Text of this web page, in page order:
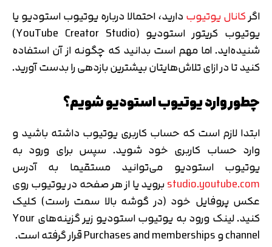
اگرکانال یوتیوبدارید، احتمالا درباره یوتیوب استودیو یا
یوتیوب کریتور استودیو (YouTube Creator Studio)
شنیده‌اید. اما مهم است بدانید که چگونه از آن استفاده
کنید تا در ازای تلاش‌هایتان بیشترین بازدهی را بدست آورید.
چطور وارد یوتیوب استودیو شویم؟
ابتدا لازم است که حساب کاربری یوتیوب داشته باشید و
وارد حساب کاربری خود شوید. سپس برای ورود به
یوتیوب استودیو می‌توانید مستقیما به آدرس
studio.youtube.comبروید یا از هر صفحه در یوتیوب روی
عکس پروفایل خود (در گوشه بالا سمت راست) کلیک
کنید. لینک ورود به یوتیوب استودیو زیر گزینه‌های Your
channel و Purchases and memberships قرار گرفته است.